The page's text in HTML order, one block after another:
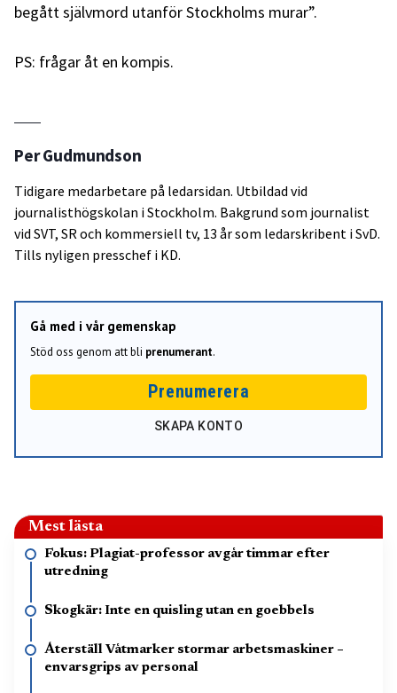
begått självmord utanför Stockholms murar”.
PS: frågar åt en kompis.
Per Gudmundson
Tidigare medarbetare på ledarsidan. Utbildad vid
journalisthögskolan i Stockholm. Bakgrund som journalist
vid SVT, SR och kommersiell tv, 13 år som ledarskribent i SvD.
Tills nyligen presschef i KD.
Gå med i vår gemenskap
Stöd oss genom att bli prenumerant.
Prenumerera
SKAPA KONTO
Mest lästa
Fokus: Plagiat-professor avgår timmar efter
utredning
Skogkär: Inte en quisling utan en goebbels
Återställ Våtmarker stormar arbetsmaskiner –
envarsgrips av personal